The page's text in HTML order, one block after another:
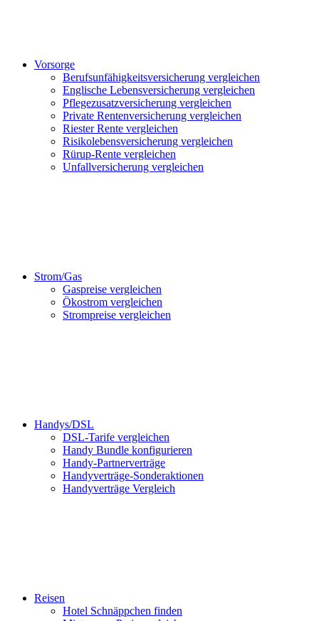
Vorsorge
Berufsunfähigkeitsversicherung vergleichen
Englische Lebensversicherung vergleichen
Pflegezusatzversicherung vergleichen
Private Rentenversicherung vergleichen
Riester Rente vergleichen
Risikolebensversicherung vergleichen
Rürup-Rente vergleichen
Unfallversicherung vergleichen
Strom/Gas
Gaspreise vergleichen
Ökostrom vergleichen
Strompreise vergleichen
Handys/DSL
DSL-Tarife vergleichen
Handy Bundle konfigurieren
Handy-Partnerverträge
Handyverträge-Sonderaktionen
Handyverträge Vergleich
Reisen
Hotel Schnäppchen finden